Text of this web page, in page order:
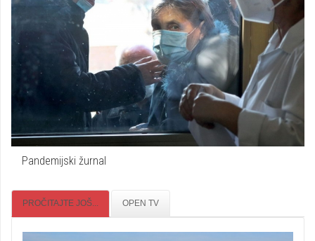
Pandemijski žurnal
PROČITAJTE JOŠ... OPEN TV